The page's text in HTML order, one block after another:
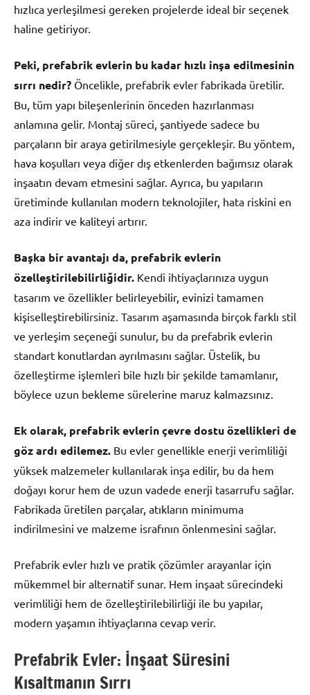
hızlıca yerleşilmesi gereken projelerde ideal bir seçenek
haline getiriyor.
Peki, prefabrik evlerin bu kadar hızlı inşa edilmesinin
sırrı nedir? Öncelikle, prefabrik evler fabrikada üretilir.
Bu, tüm yapı bileşenlerinin önceden hazırlanması
anlamına gelir. Montaj süreci, şantiyede sadece bu
parçaların bir araya getirilmesiyle gerçekleşir. Bu yöntem,
hava koşulları veya diğer dış etkenlerden bağımsız olarak
inşaatın devam etmesini sağlar. Ayrıca, bu yapıların
üretiminde kullanılan modern teknolojiler, hata riskini en
aza indirir ve kaliteyi artırır.
Başka bir avantajı da, prefabrik evlerin
özelleştirilebilirliğidir. Kendi ihtiyaçlarınıza uygun
tasarım ve özellikler belirleyebilir, evinizi tamamen
kişiselleştirebilirsiniz. Tasarım aşamasında birçok farklı stil
ve yerleşim seçeneği sunulur, bu da prefabrik evlerin
standart konutlardan ayrılmasını sağlar. Üstelik, bu
özelleştirme işlemleri bile hızlı bir şekilde tamamlanır,
böylece uzun bekleme sürelerine maruz kalmazsınız.
Ek olarak, prefabrik evlerin çevre dostu özellikleri de
göz ardı edilemez. Bu evler genellikle enerji verimliliği
yüksek malzemeler kullanılarak inşa edilir, bu da hem
doğayı korur hem de uzun vadede enerji tasarrufu sağlar.
Fabrikada üretilen parçalar, atıkların minimuma
indirilmesini ve malzeme israfının önlenmesini sağlar.
Prefabrik evler hızlı ve pratik çözümler arayanlar için
mükemmel bir alternatif sunar. Hem inşaat sürecindeki
verimliliği hem de özelleştirilebilirliği ile bu yapılar,
modern yaşamın ihtiyaçlarına cevap verir.
Prefabrik Evler: İnşaat Süresini
Kısaltmanın Sırrı